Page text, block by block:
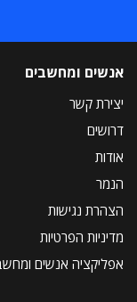
אנשים ומחשבים
יצירת קשר
דרושים
אודות
הנמר
הצהרת נגישות
מדיניות הפרטיות
אפליקציה אנשים